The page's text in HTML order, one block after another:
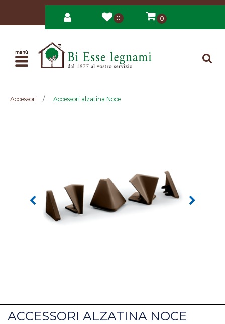
0 0
Open
Accessori Accessori alzatina Noce
ACCESSORI ALZATINA NOCE